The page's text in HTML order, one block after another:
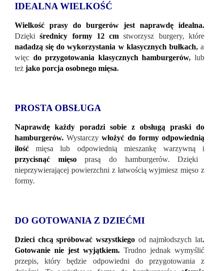
IDEALNA WIELKOŚĆ
Wielkość prasy do burgerów jest naprawdę idealna.
Dziękiśrednicy formy 12 cmstworzysz burgery, które
nadadzą się do wykorzystania w klasycznych bułkach, a
więc do przygotowania klasycznych hamburgerów,lub
też jako porcja osobnego mięsa.
PROSTA OBSŁUGA
Naprawdę każdy poradzi sobie z obsługą praski do
hamburgerów. Wystarczywłożyć do formy odpowiednią
ilośćmięsa lub odpowiednią mieszankę warzywną i
przycisnąć mięsoprasą do hamburgerów. Dzięki
nieprzywierającej powierzchni z łatwością wyjmiesz mięso z
formy.
DO GOTOWANIA Z DZIEĆMI
Dzieci chcą spróbować wszystkiego od najmłodszych lat.
Gotowanie nie jest wyjątkiem. Trudno jednak wymyślić
przepis, który będzie odpowiedni do przygotowania z